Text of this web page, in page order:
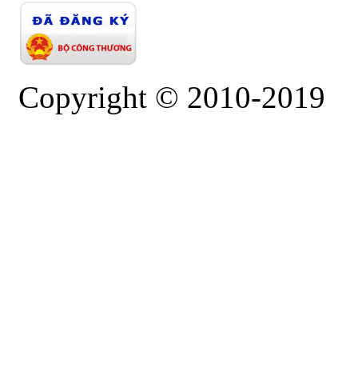
Copyright © 2010-2019